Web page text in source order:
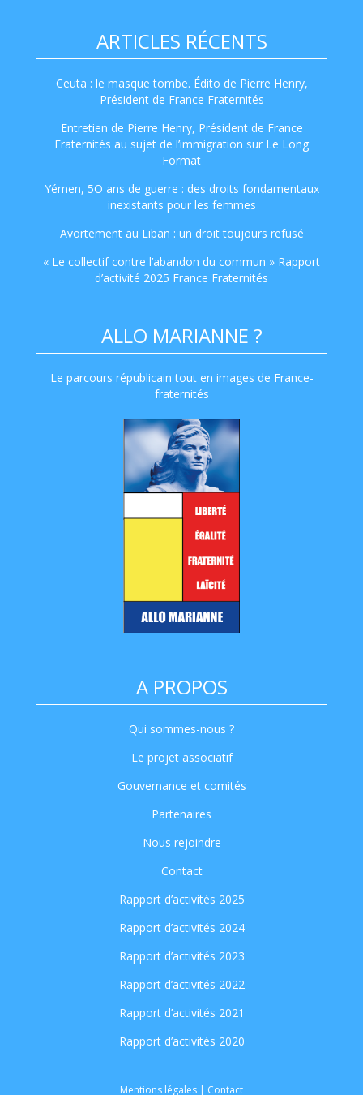
ARTICLES RÉCENTS
Ceuta : le masque tombe. Édito de Pierre Henry,
Président de France Fraternités
Entretien de Pierre Henry, Président de France
Fraternités au sujet de l’immigration sur Le Long
Format
Yémen, 5O ans de guerre : des droits fondamentaux
inexistants pour les femmes
Avortement au Liban : un droit toujours refusé
« Le collectif contre l’abandon du commun » Rapport
d’activité 2025 France Fraternités
ALLO MARIANNE ?
Le parcours républicain tout en images de France-
fraternités
A PROPOS
Qui sommes-nous ?
Le projet associatif
Gouvernance et comités
Partenaires
Nous rejoindre
Contact
Rapport d’activités 2025
Rapport d’activités 2024
Rapport d’activités 2023
Rapport d’activités 2022
Rapport d’activités 2021
Rapport d’activités 2020
Mentions légales Contact